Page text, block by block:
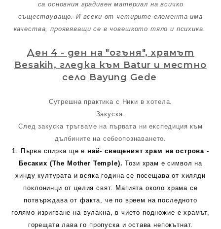
са основния градивен материал на всичко
съществуващо. И всеки от четирите елемента има
качества, проявяващи се в човешкото тяло и психика.
Ден 4 - ден на "огъня", храмът
Besakih, гледка към Batur и местно
село Bayung Gede
Сутрешна практика с Ники в хотела.
Закуска.
След закуска тръгваме на първата ни експедиция към
дълбините на себеопознаването.
1. Първа спирка ще е най- свещеният храм на острова -
Бесаких (The Mother Temple). Този храм е символ на
хинду културата и всяка година се посещава от хиляди
поклонинци от целия свят. Магията около храма се
потвърждава от факта, че по вреем на последното
голямо изригване на вулакна, в чието подножие е храмът,
горещата лава го пропуска и остава непокътнат.